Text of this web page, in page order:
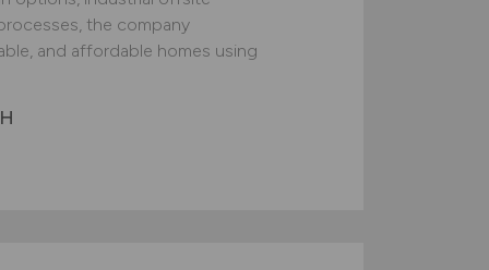
the company
and affordable homes using